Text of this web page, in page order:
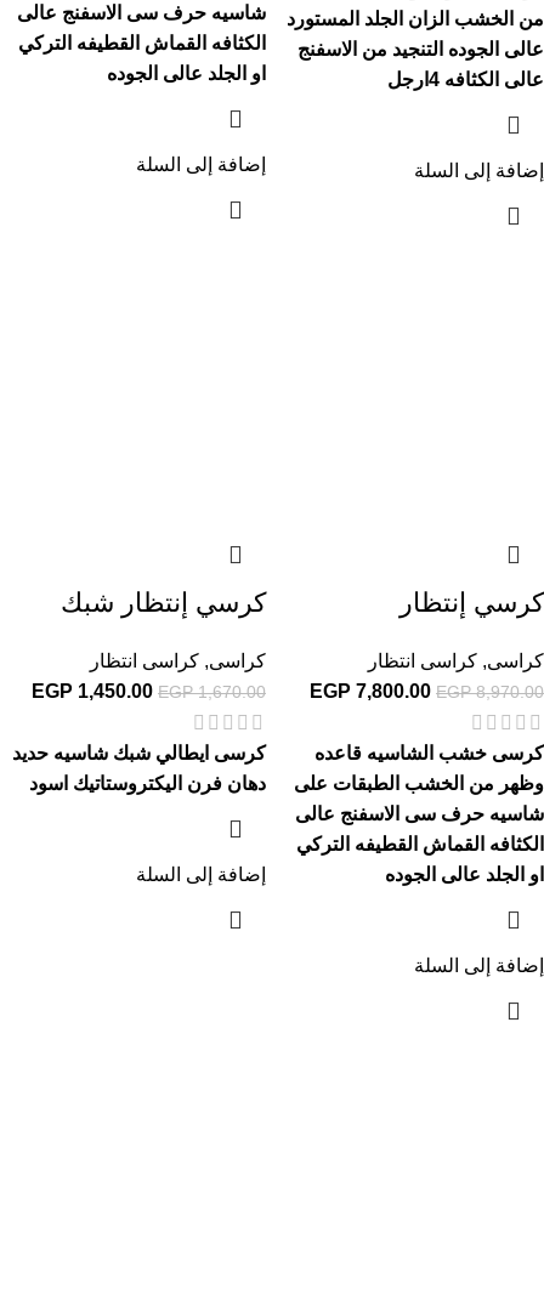
من الخشب الزان الجلد المستورد
عالى الجوده التنجيد من الاسفنج
عالى الكثافه 4ارجل
إضافة إلى السلة
شاسيه حرف سى الاسفنج عالى
الكثافه القماش القطيفه التركي
او الجلد عالى الجوده
إضافة إلى السلة
كرسي إنتظار
كراسى, كراسى انتظار
EGP8,970.00
EGP 7,800.00
كرسى خشب الشاسيه قاعده
وظهر من الخشب الطبقات على
شاسيه حرف سى الاسفنج عالى
الكثافه القماش القطيفه التركي
او الجلد عالى الجوده
إضافة إلى السلة
كرسي إنتظار شبك
كراسى, كراسى انتظار
EGP1,670.00
EGP 1,450.00
كرسى ايطالي شبك شاسيه حديد
دهان فرن اليكتروستاتيك اسود
إضافة إلى السلة